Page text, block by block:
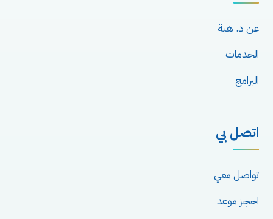
عن د. هبة
الخدمات
البرامج
اتصل بي
تواصل معي
احجز موعد